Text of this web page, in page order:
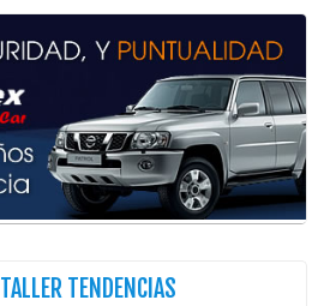
TALLER TENDENCIAS